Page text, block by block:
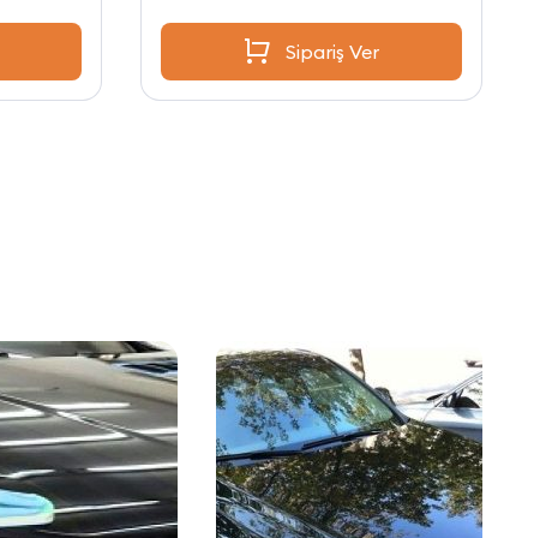
Sipariş Ver